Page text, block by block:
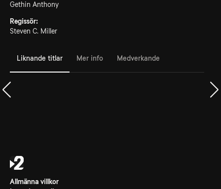
Gethin Anthony
Regissör:
Steven C. Miller
Liknande titlar Mer info Medverkande
Allmänna villkor